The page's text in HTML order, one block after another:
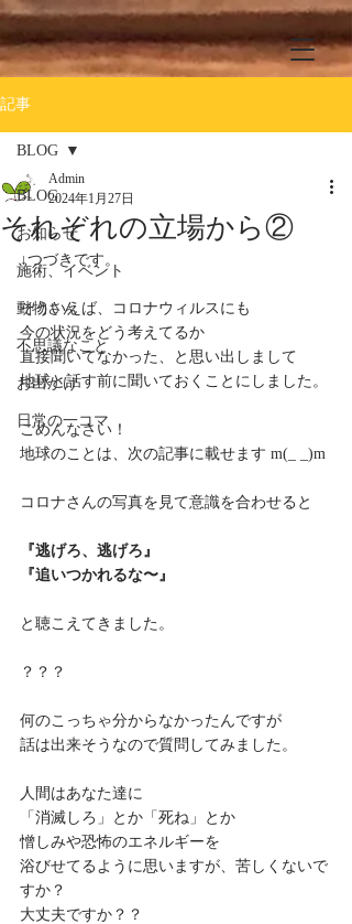
記事
BLOG
お知らせ
施術、イベント
動物さん
不思議なこと
お出かけ
日常の一コマ
BLOG
それぞれの立場から②
Admin
2024年1月27日
↓つづきです。
そういえば、コロナウィルスにも
今の状況をどう考えてるか
直接聞いてなかった、と思い出しまして
地球と話す前に聞いておくことにしました。
ごめんなさい！
地球のことは、次の記事に載せます m(_ _)m
コロナさんの写真を見て意識を合わせると
『逃げろ、逃げろ』
『追いつかれるな〜』
と聴こえてきました。
？？？
何のこっちゃ分からなかったんですが
話は出来そうなので質問してみました。
人間はあなた達に
「消滅しろ」とか「死ね」とか
憎しみや恐怖のエネルギーを
浴びせてるように思いますが、苦しくないで
すか？
大丈夫ですか？？